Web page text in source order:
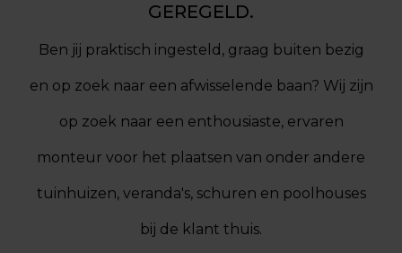
GEREGELD.
Ben jij praktisch ingesteld, graag buiten bezig
en op zoek naar een afwisselende baan? Wij zijn
op zoek naar een enthousiaste, ervaren
monteur voor het plaatsen van onder andere
tuinhuizen, veranda's, schuren en poolhouses
bij de klant thuis.